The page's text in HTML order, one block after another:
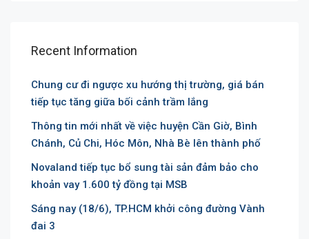
Recent Information
Chung cư đi ngược xu hướng thị trường, giá bán
tiếp tục tăng giữa bối cảnh trầm lắng
Thông tin mới nhất về việc huyện Cần Giờ, Bình
Chánh, Củ Chi, Hóc Môn, Nhà Bè lên thành phố
Novaland tiếp tục bổ sung tài sản đảm bảo cho
khoản vay 1.600 tỷ đồng tại MSB
Sáng nay (18/6), TP.HCM khởi công đường Vành
đai 3